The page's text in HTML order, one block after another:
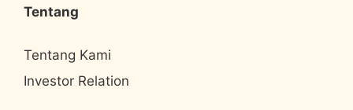
Tentang
Tentang Kami
Investor Relation